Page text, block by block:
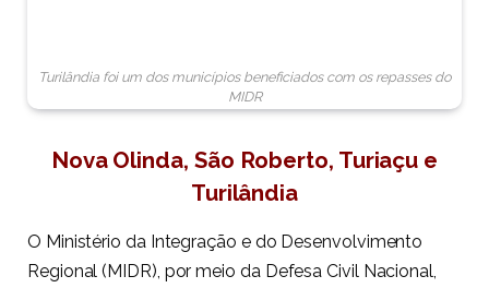
Turilândia foi um dos municípios beneficiados com os repasses do
MIDR
Nova Olinda, São Roberto, Turiaçu e
Turilândia
O Ministério da Integração e do Desenvolvimento
Regional (MIDR), por meio da Defesa Civil Nacional,